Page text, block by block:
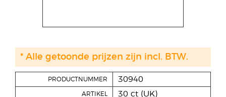
PRODUCTNUMMER 30940
ARTIKEL 30 ct (UK)
* Alle getoonde prijzen zijn incl. BTW.